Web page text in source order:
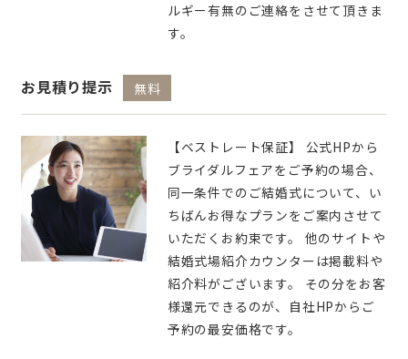
ルギー有無のご連絡をさせて頂きま
す。
お見積り提示 無料
【ベストレート保証】 公式HPから
ブライダルフェアをご予約の場合、
同一条件でのご結婚式について、い
ちばんお得なプランをご案内させて
いただくお約束です。 他のサイトや
結婚式場紹介カウンターは掲載料や
紹介料がございます。 その分をお客
様還元できるのが、自社HPからご
予約の最安価格です。